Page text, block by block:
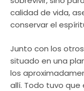
calidad de vida,
conservar el
Junto con los
situado en una
los
allí. Todo tuvo